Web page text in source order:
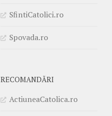
SfintiCatolici.ro
Spovada.ro
RECOMANDĂRI
ActiuneaCatolica.ro